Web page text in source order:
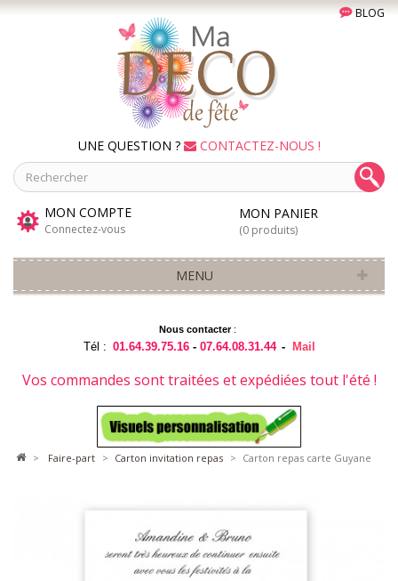
BLOG
UNE QUESTION ? CONTACTEZ-NOUS !
MON COMPTE
Connectez-vous
MON PANIER
(0 produits)
MENU
Nous contacter:
Tél : 01.64.39.75.16 -07.64.08.31.44 - Mail
Vos commandes sont traitées et expédiées tout l'été !
> faire-part > carton invitation repas > Carton repas carte Guyane